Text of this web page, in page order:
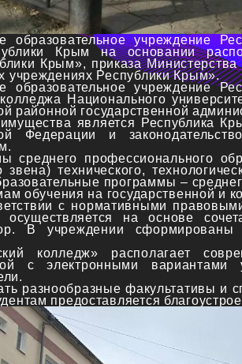
образовательное учреждение
Крым на основании
Крым», приказа
учреждениях Республики Крым».
образовательное учреждение
Национального
районной государственной
является Республика
Федерации и
среднего профессионального
технического,
программы –
обучения на государственной и
с нормативными
на основе
В учреждении
колледж» располагает
с электронными вариантами
разнообразные факультативы и
предоставляется